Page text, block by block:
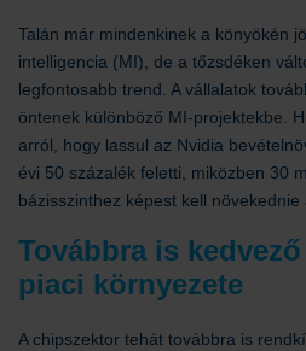
Talán már mindenkinek a könyökén
intelligencia (MI), de a tőzsdéken
legfontosabb trend. A vállalatok
öntenek különböző MI-projektekbe.
arról, hogy lassul az Nvidia
évi 50 százalék feletti, miközben 30
bázisszinthez képest kell növekednie
Továbbra is
piaci környezete
A chipszektor tehát továbbra is